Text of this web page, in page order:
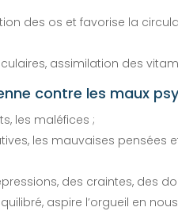
des os et favorise la
assimilation des
contre les maux
les maléfices ;
les mauvaises pensées
des craintes, des
aspire l’orgueil en